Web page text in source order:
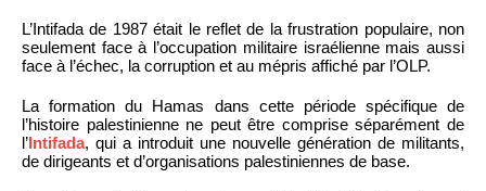
L’Intifada de 1987 était le reflet de la frustration populaire, non
seulement face à l’occupation militaire israélienne mais aussi
face à l’échec, la corruption et au mépris affiché par l’OLP.
La formation du Hamas dans cette période spécifique de
l’histoire palestinienne ne peut être comprise séparément de
l’Intifada, qui a introduit une nouvelle génération de militants,
de dirigeants et d’organisations palestiniennes de base.